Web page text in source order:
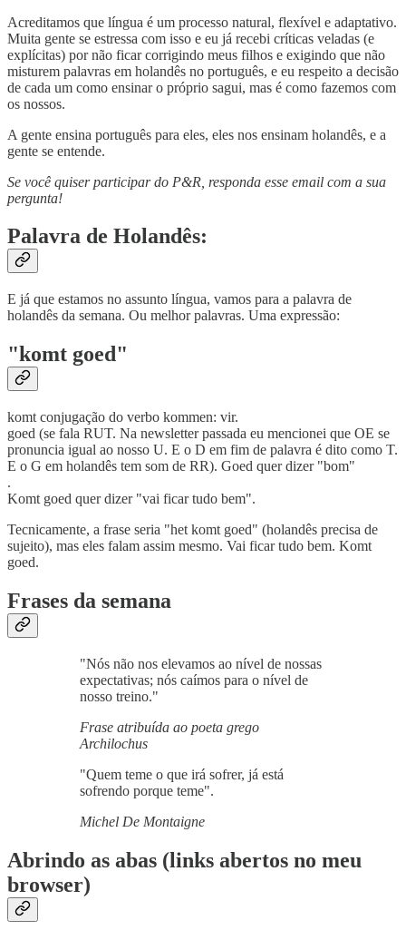
Acreditamos que língua é um processo natural, flexível e adaptativo.
Muita gente se estressa com isso e eu já recebi críticas veladas (e
explícitas) por não ficar corrigindo meus filhos e exigindo que não
misturem palavras em holandês no português, e eu respeito a decisão
de cada um como ensinar o próprio sagui, mas é como fazemos com
os nossos.
A gente ensina português para eles, eles nos ensinam holandês, e a
gente se entende.
Se você quiser participar do P&R, responda esse email com a sua
pergunta!
Palavra de Holandês:
E já que estamos no assunto língua, vamos para a palavra de
holandês da semana. Ou melhor palavras. Uma expressão:
"komt goed"
komt conjugação do verbo kommen: vir.
goed (se fala RUT. Na newsletter passada eu mencionei que OE se
pronuncia igual ao nosso U. E o D em fim de palavra é dito como T.
E o G em holandês tem som de RR). Goed quer dizer "bom"
.
Komt goed quer dizer "vai ficar tudo bem".
Tecnicamente, a frase seria "het komt goed" (holandês precisa de
sujeito), mas eles falam assim mesmo. Vai ficar tudo bem. Komt
goed.
Frases da semana
"Nós não nos elevamos ao nível de nossas
expectativas; nós caímos para o nível de
nosso treino."
Frase atribuída ao poeta grego
Archilochus
"Quem teme o que irá sofrer, já está
sofrendo porque teme".
Michel De Montaigne
Abrindo as abas (links abertos no meu
browser)